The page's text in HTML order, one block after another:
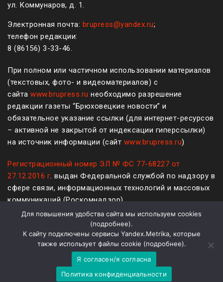
ул. Коммунаров, д. 1.
Электронная почта: brupress@yandex.ru;
телефон редакции:
8 (861 56) 3-33-46.
При полном или частичном использовании материалов
(текстовых, фото- и видеоматериалов) с
сайта www.brupress.ru необходимо разрешение
редакции газеты “Брюховецкие новости” и
обязательное указание ссылки (для интернет-ресурсов
– активной не закрытой от индексации гиперссылки)
на источник информации (сайт www.brupress.ru)
Регистрационный номер ЭЛ № ФС 77-68227 от
27.12.2016 г. выдан Федеральной службой по надзору в
сфере связи, информационных технологий и массовых
коммуникаций (Роскомнадзор)
Политика конфиденциальности и защиты информации
На платформеWordPress
Для повышения удобства сайта мы используем cookies
(подробнее).
К сайту подключены сервисы Yandex.Metrika, которые
также использует файлы cookie (подробнее).
Я согласен/я согласна
Политика конфиденциальности